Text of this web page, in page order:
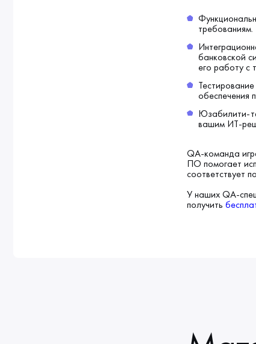
требованиям.
банковской
его работу с
обеспечения
Юзабилити-
вашим ИТ-
QA-команда
ПО помогает
соответствует
У наших QA-
получить